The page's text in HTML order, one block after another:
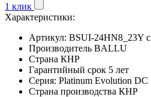
1 клик
Характеристики:
Артикул: BSUI-24HN8_23Y
Производитель BALLU
Страна КНР
Гарантийный срок 5 лет
Серия: Platinum Evolution DC
Страна производства КНР